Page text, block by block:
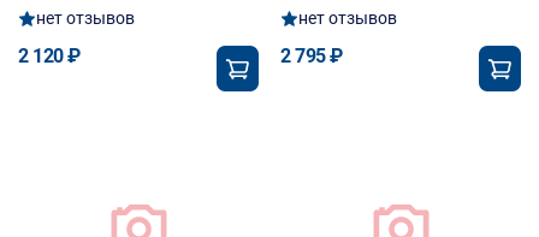
нет отзывов
2 120 ₽
нет отзывов
2 795 ₽